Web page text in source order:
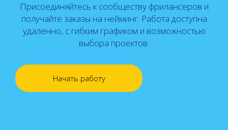
Присоединяйтесь к сообществу фрилансеров и
получайте заказы на нейминг. Работа доступна
удаленно, с гибким графиком и возможностью
выбора проектов.
Начать работу